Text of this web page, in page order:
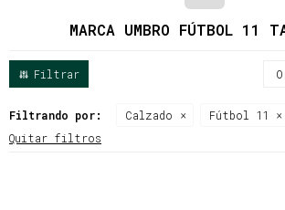
MARCA UMBRO FÚTBOL 11
Filtrando por: Calzado Fútbol 11
Quitar filtros